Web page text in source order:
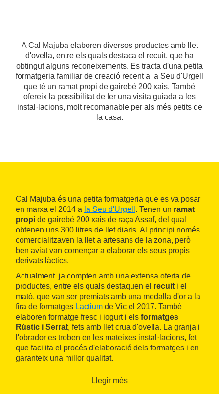
A Cal Majuba elaboren diversos productes amb llet
d'ovella, entre els quals destaca el recuit, que ha
obtingut alguns reconeixements. Es tracta d'una petita
formatgeria familiar de creació recent a la Seu d'Urgell
que té un ramat propi de gairebé 200 xais. També
ofereix la possibilitat de fer una visita guiada a les
instal·lacions, molt recomanable per als més petits de
la casa.
Cal Majuba és una petita formatgeria que es va posar
en marxa el 2014 a la Seu d'Urgell . Tenen un ramat
propi de gairebé 200 xais de raça Assaf, del qual
obtenen uns 300 litres de llet diaris. Al principi només
comercialitzaven la llet a artesans de la zona, però
ben aviat van començar a elaborar els seus propis
derivats làctics.
Actualment, ja compten amb una extensa oferta de
productes, entre els quals destaquen el recuit i el
mató, que van ser premiats amb una medalla d'or a la
fira de formatges Lactium de Vic el 2017. També
elaboren formatge fresc i iogurt i els formatges
Rústic i Serrat, fets amb llet crua d'ovella. La granja i
l'obrador es troben en les mateixes instal·lacions, fet
que facilita el procés d'elaboració dels formatges i en
garanteix una millor qualitat.
. A l'obrador tenen una zona de tast per a
Llegir més